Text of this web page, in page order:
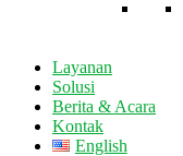
Layanan
Solusi
Berita & Acara
Kontak
English